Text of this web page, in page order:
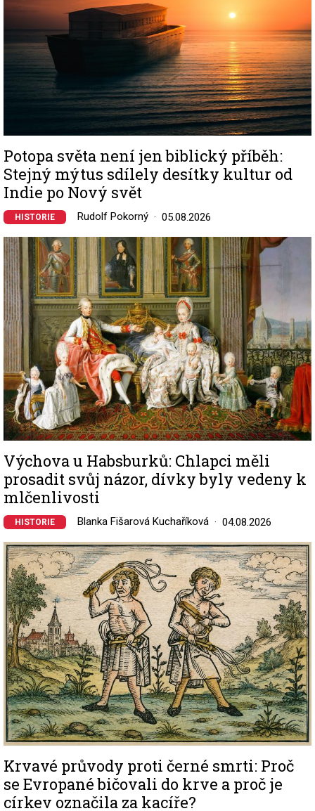
Potopa světa není jen biblický příběh:
Stejný mýtus sdílely desítky kultur od
Indie po Nový svět
HISTORIE Rudolf Pokorný 05.08.2026
Image
Výchova u Habsburků: Chlapci měli
prosadit svůj názor, dívky byly vedeny k
mlčenlivosti
HISTORIE Blanka Fišarová Kuchaříková 04.08.2026
Image
Krvavé průvody proti černé smrti: Proč
se Evropané bičovali do krve a proč je
církev označila za kacíře?